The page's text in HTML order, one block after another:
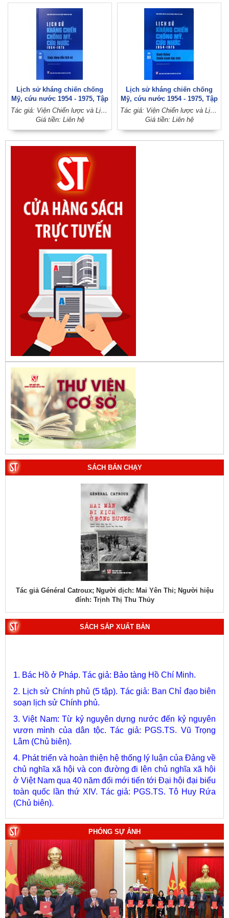
Lịch sử kháng chiến chống
Mỹ, cứu nước 1954 - 1975, Tập
IV: Cuộc đụng đầu lịch sử
(Xuất bản lần thứ tư)
Tác giả: Viện Chiến lược và Lịch sử quốc phòng Việt Nam
Giá tiền: Liên hệ
Lịch sử kháng chiến chống
Mỹ, cứu nước 1954 - 1975, Tập
III: Đánh thắng Chiến tranh
đặc biệt (Xuất bản lần thứ tư)
Tác giả: Viện Chiến lược và Lịch sử quốc phòng Việt Nam
Giá tiền: Liên hệ
SÁCH BÁN CHẠY
Tác giả Général Catroux; Người dịch: Mai Yên Thi; Người hiệu
đính: Trịnh Thị Thu Thủy
SÁCH SẮP XUẤT BẢN
2. Lịch sử Chính phủ (5 tập). Tác giả: Ban Chỉ đạo biên
soạn lịch sử Chính phủ.
3. Việt Nam: Từ kỷ nguyên dựng nước đến kỷ nguyên
vươn mình của dân tộc. Tác giả: PGS.TS. Vũ Trọng
Lâm (Chủ biên).
4. Phát triển và hoàn thiện hệ thống lý luận của Đảng về
chủ nghĩa xã hội và con đường đi lên chủ nghĩa xã hội
ở Việt Nam qua 40 năm đổi mới tiến tới Đại hội đại biểu
toàn quốc lần thứ XIV. Tác giả: PGS.TS. Tô Huy Rứa
(Chủ biên).
5. Xây dựng, phát triển con người Việt Nam - chủ thể
của quá trình phát triển đất nước nhanh, bền vững trong
giai đoạn mới. Tác giả: Vũ Thị Phương Hậu (Chủ biên).
6. Kết hợp chặt chẽ, hài hòa giữa phát triển văn hóa với
phát triển kinh tế, chính trị, xã hội. Tác giả: PGS.TS. Vũ
Văn Phúc (Chủ biên).
7. Chủ quyền của Việt Nam ở Hoàng Sa, Trường Sa
giai đoạn 1884 - 1975: Thực trạng khai thác và quản lý.
Tác giả: Thượng tướng, PGS.TS. Trần Quốc Tỏ (Chủ
PHÓNG SỰ ẢNH